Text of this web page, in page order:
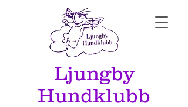
Ljungby
Hundklubb